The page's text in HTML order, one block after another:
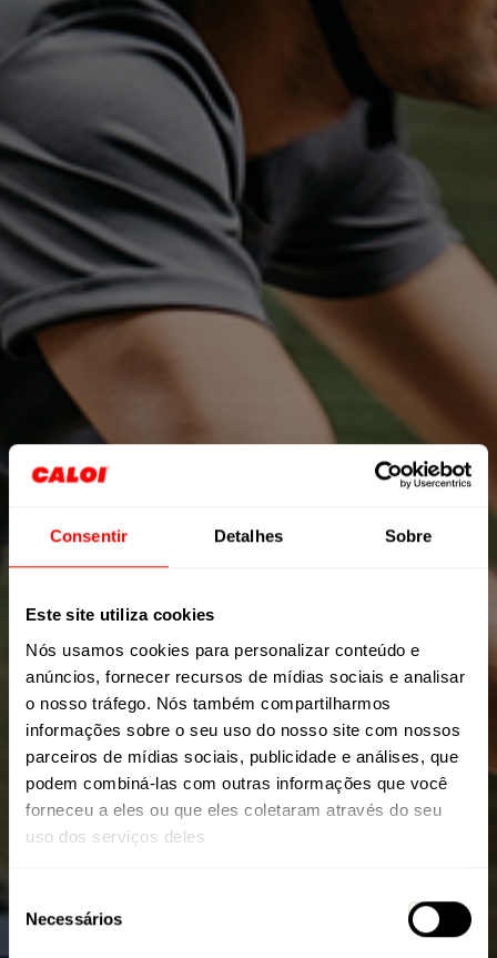
Consentir Detalhes Sobre
Este site utiliza cookies
Nós usamos cookies para personalizar conteúdo e
anúncios, fornecer recursos de mídias sociais e analisar
o nosso tráfego. Nós também compartilharmos
informações sobre o seu uso do nosso site com nossos
parceiros de mídias sociais, publicidade e análises, que
podem combiná-las com outras informações que você
forneceu a eles ou que eles coletaram através do seu
uso dos serviços deles
Necessários